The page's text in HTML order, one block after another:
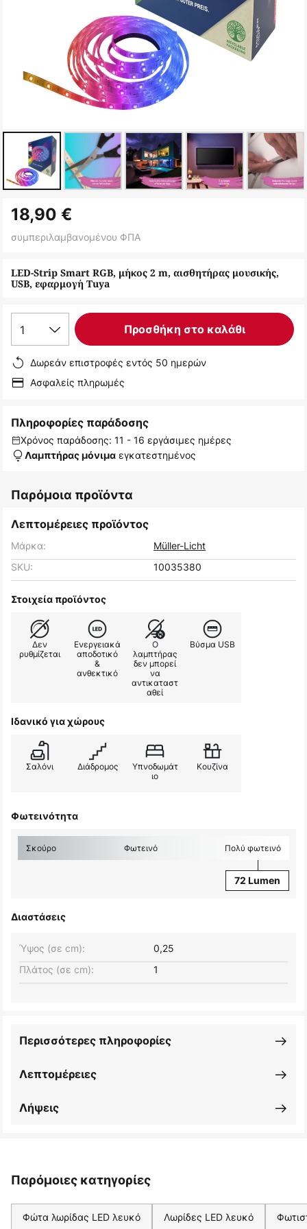
στην
αρχή
συλλογής
εικόνων
LED-Strip Smart RGB, μήκος 2 m, αισθητήρας μουσικής,
USB, εφαρμογή Tuya
18,90 €
συμπεριλαμβανομένου ΦΠΑ
1 Προσθήκη στο καλάθι
Δωρεάν επιστροφές εντός 50 ημερών
Ασφαλείς πληρωμές
Πληροφορίες παράδοσης
Χρόνος παράδοσης: 11 - 16 εργάσιμες ημέρες
Λαμπτήρας μόνιμα εγκατεστημένος
Παρόμοια προϊόντα
Λεπτομέρειες προϊόντος
Μάρκα:
Müller-Licht
SKU:
10035380
Στοιχεία προϊόντος
Δεν
ρυθμίζεται
Ενεργειακά
αποδοτικό
&
ανθεκτικό
Ο
λαμπτήρας
δεν μπορεί
να
αντικαταστ
αθεί
Βύσμα USB
Ιδανικό για χώρους
Σαλόνι Διάδρομος
Υπνοδωμάτ
ιο
Κουζίνα
Φωτεινότητα
Σκούρο Φωτεινό Πολύ φωτεινό
72 Lumen
Διαστάσεις
Πλάτος (σε cm): 1
Ύψος (σε cm): 0,25
Λεπτομέρειες
Περισσότερες πληροφορίες
Λήψεις
Παρόμοιες κατηγορίες
Φώτα λωρίδας LED λευκό Λωρίδες LED λευκό